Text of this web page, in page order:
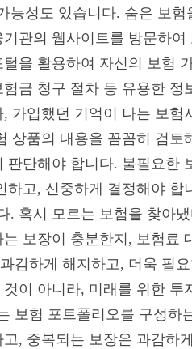
성도 있습니다. 숨은 보
관의 웹사이트를 방문하
을 활용하여 자신의 보험
금 청구 절차 등 유용한 정
가입했던 기억이 나는 보험
상품의 내용을 꼼꼼히 검토
단해야 합니다. 불필요한
고, 신중하게 결정해야 합
혹시 모르는 보험을 찾아
보장이 충분한지, 보험료
감하게 해지하고, 더욱 필
이 아니라, 미래를 위한 투
보험 포트폴리오를 구성하
, 중복되는 보장은 과감하